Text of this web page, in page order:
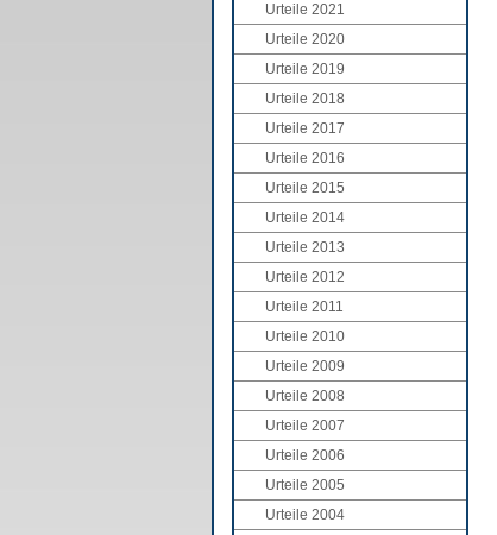
Urteile 2021
Urteile 2020
Urteile 2019
Urteile 2018
Urteile 2017
Urteile 2016
Urteile 2015
Urteile 2014
Urteile 2013
Urteile 2012
Urteile 2011
Urteile 2010
Urteile 2009
Urteile 2008
Urteile 2007
Urteile 2006
Urteile 2005
Urteile 2004